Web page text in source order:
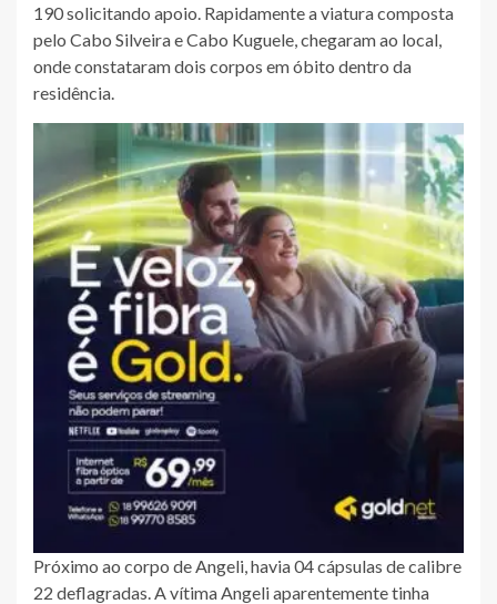
190 solicitando apoio. Rapidamente a viatura composta
pelo Cabo Silveira e Cabo Kuguele, chegaram ao local,
onde constataram dois corpos em óbito dentro da
residência.
Próximo ao corpo de Angeli, havia 04 cápsulas de calibre
22 deflagradas. A vítima Angeli aparentemente tinha